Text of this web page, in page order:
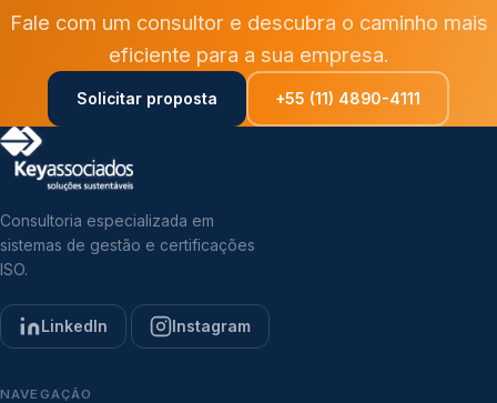
Fale com um consultor e descubra o caminho mais
eficiente para a sua empresa.
Solicitar proposta +55 (11) 4890-4111
Consultoria especializada em
sistemas de gestão e certificações
ISO.
LinkedIn Instagram
NAVEGAÇÃO